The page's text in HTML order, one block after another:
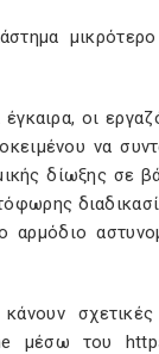
οι
να
δίωξης σε
μέσω του